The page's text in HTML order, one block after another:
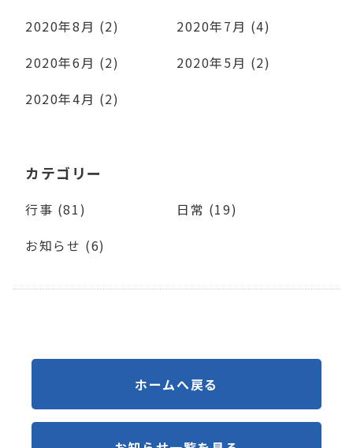
2020年8月 (2)
2020年7月 (4)
2020年6月 (2)
2020年5月 (2)
2020年4月 (2)
カテゴリー
行事 (81)
日常 (19)
お知らせ (6)
ホームへ戻る